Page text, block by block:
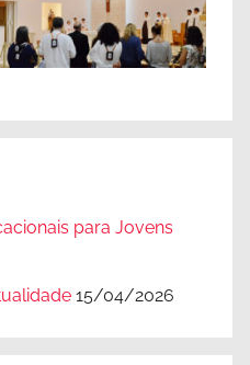
para Jovens
15/04/2026